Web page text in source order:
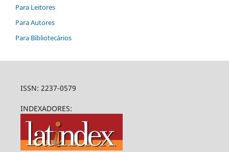
Para Leitores
Para Autores
Para Bibliotecários
ISSN: 2237-0579
INDEXADORES: